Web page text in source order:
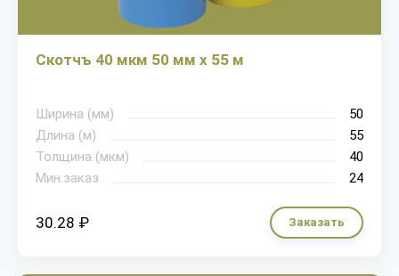
Скотчъ 40 мкм 50 мм х 55 м
Ширина (мм)
50
Длина (м)
55
Толщина (мкм)
40
Мин.заказ
24
30.28 ₽ Заказать